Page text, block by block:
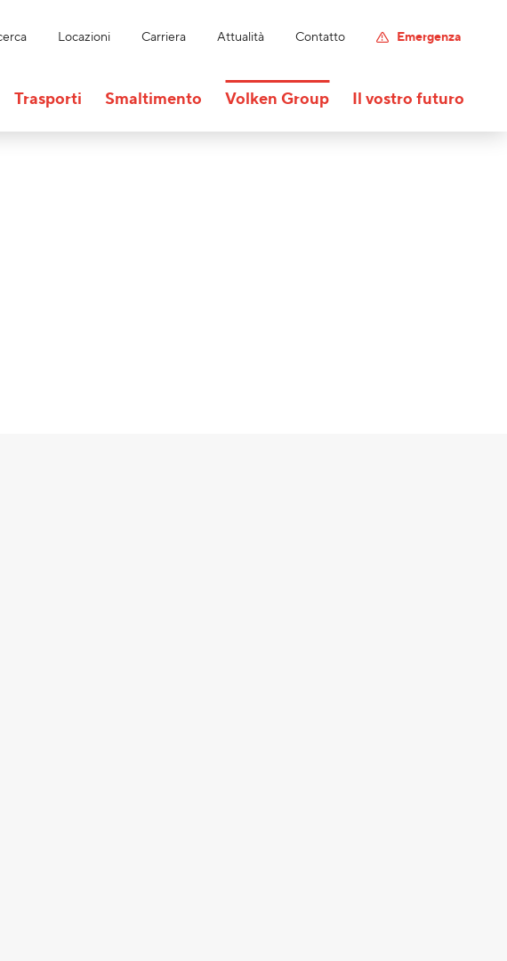
Locazioni Carriera Attualità Contatto Emergenza
Trasporti Smaltimento Volken Group Il vostro futuro